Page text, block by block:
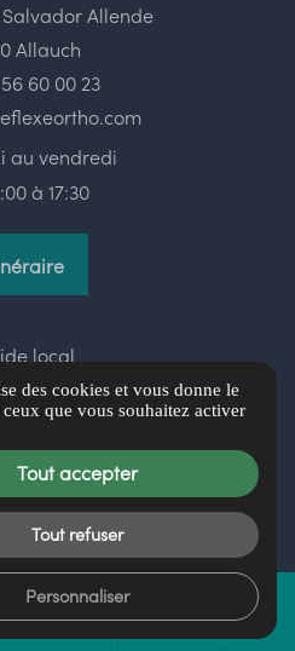
mail
Allende
Allauch
60 00 23
au vendredi
à 17:30
local
complémentaires
légales
confidentialité
des cookies
des cookies et vous donne le
que vous souhaitez activer
Tout accepter
Tout refuser
Personnaliser